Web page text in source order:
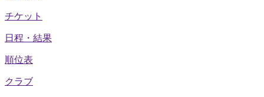
チケット
日程・結果
順位表
クラブ